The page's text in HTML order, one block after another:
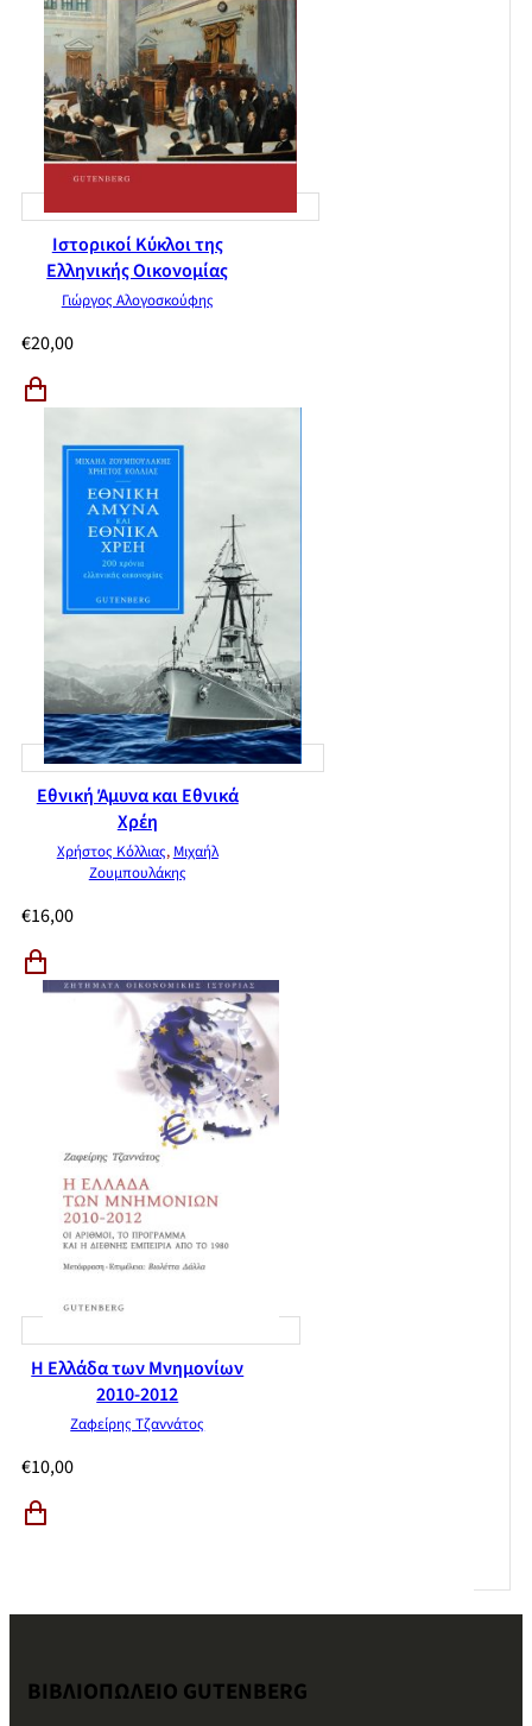
Ιστορικοί Κύκλοι της
Ελληνικής Οικονομίας
Γιώργος Αλογοσκούφης
€20,00
Εθνική Άμυνα και Εθνικά
Χρέη
Χρήστος Κόλλιας, Μιχαήλ
Ζουμπουλάκης
€16,00
Η Ελλάδα των Μνημονίων
2010-2012
Ζαφείρης Τζαννάτος
€10,00
ΒΙΒΛΙΟΠΩΛΕΙΟ GUTENBERG